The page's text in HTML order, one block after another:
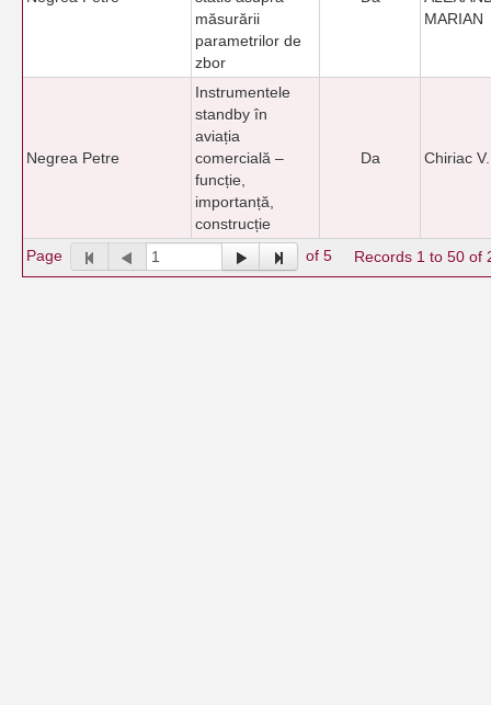
măsurării
parametrilor de
zbor
MARIAN
Negrea Petre
Instrumentele
standby în
aviația
comercială –
funcție,
importanță,
construcție
Da Chiriac
Page of 5 Records 1 to 50 of